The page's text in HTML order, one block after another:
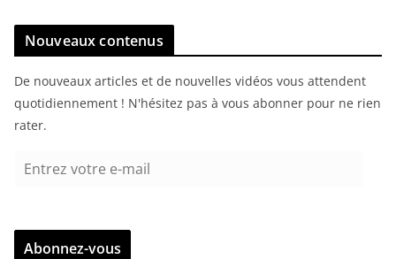
Nouveaux contenus
De nouveaux articles et de nouvelles vidéos vous attendent
quotidiennement ! N'hésitez pas à vous abonner pour ne rien
rater.
r
Abonnez-vous